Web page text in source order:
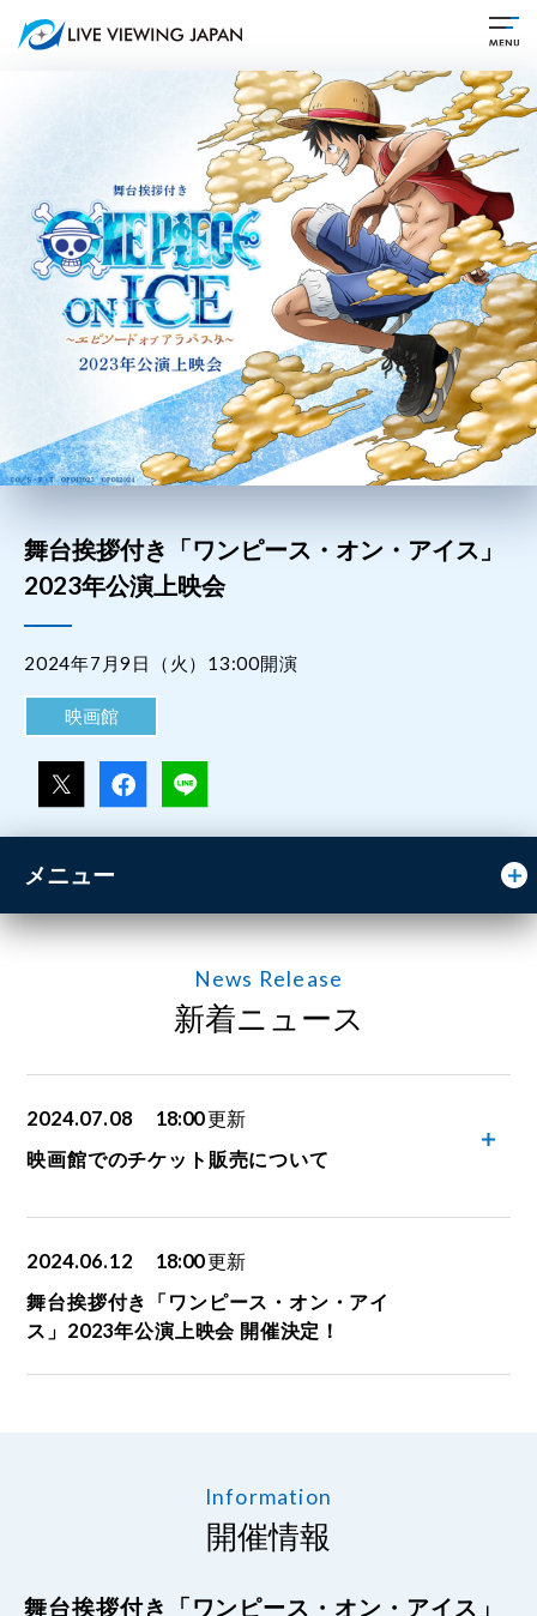
舞台挨拶付き「ワンピース・オン・アイス」
2023年公演上映会
2024年7月9日（火）13:00開演
映画館
メニュー
News Release
新着ニュース
2024.07.08 18:00更新
映画館でのチケット販売について
2024.06.12 18:00更新
舞台挨拶付き「ワンピース・オン・アイ
ス」2023年公演上映会 開催決定！
Information
開催情報
舞台挨拶付き「ワンピース・オン・アイス」